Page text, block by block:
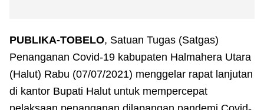
, Satuan Tugas (Satgas)
Penanganan Covid-19 kabupaten Halmahera Utara
(Halut) Rabu (07/07/2021) menggelar rapat lanjutan
di kantor Bupati Halut untuk mempercepat